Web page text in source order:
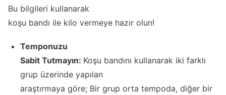
Bu bilgileri kullanarak
koşu bandı ile kilo vermeye hazır olun!
Temponuzu
Sabit Tutmayın: Koşu bandını kullanarak iki farklı
grup üzerinde yapılan
araştırmaya göre; Bir grup orta tempoda, diğer bir